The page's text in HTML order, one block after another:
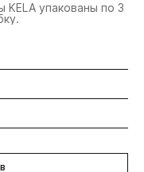
упакованы по 3
этом продукте